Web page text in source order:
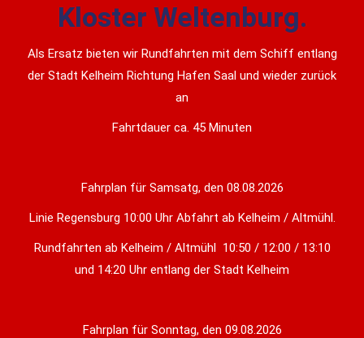
Kloster Weltenburg.
Als Ersatz bieten wir Rundfahrten mit dem Schiff entlang
der Stadt Kelheim Richtung Hafen Saal und wieder zurück
an
Fahrtdauer ca. 45 Minuten
Fahrplan für Samsatg, den 08.08.2026
Linie Regensburg 10:00 Uhr Abfahrt ab Kelheim / Altmühl.
Rundfahrten ab Kelheim / Altmühl 10:50 / 12:00 / 13:10
und 14:20 Uhr entlang der Stadt Kelheim
Fahrplan für Sonntag, den 09.08.2026